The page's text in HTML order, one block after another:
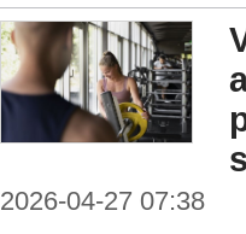
2026-04-27 07:38